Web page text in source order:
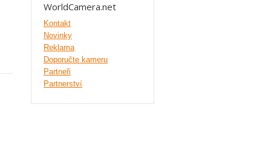
WorldCamera.net
Kontakt
Novinky
Reklama
Doporučte kameru
Partneři
Partnerství